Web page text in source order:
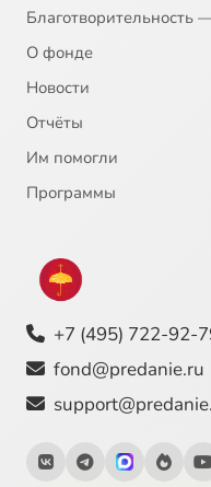
О фонде
Новости
Отчёты
Им помогли
Программы
+7 (495) 722-92-
fond@predanie.ru